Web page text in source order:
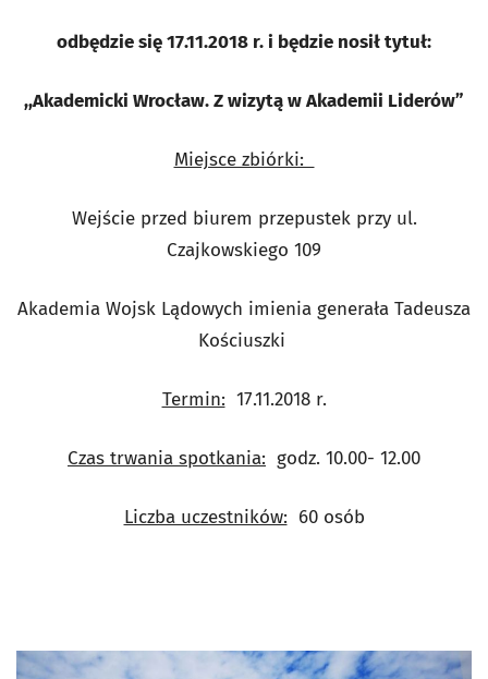
odbędzie się 17.11.2018 r. i będzie nosił tytuł:
,,Akademicki Wrocław. Z wizytą w Akademii Liderów”
Miejsce zbiórki:
Wejście przed biurem przepustek przy ul.
Czajkowskiego 109
Akademia Wojsk Lądowych imienia generała Tadeusza
Kościuszki
Termin: 17.11.2018 r.
Czas trwania spotkania: godz. 10.00- 12.00
Liczba uczestników: 60 osób